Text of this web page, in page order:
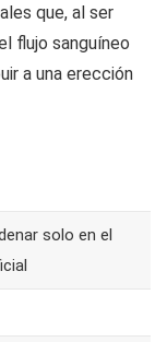
que, al ser
flujo sanguíneo
a una erección
solo en el